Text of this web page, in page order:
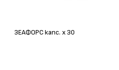
ЗЕАФОРС капс. х 30